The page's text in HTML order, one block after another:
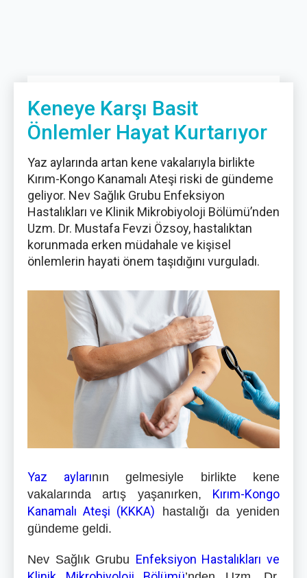
Keneye Karşı Basit
Önlemler Hayat Kurtarıyor
Yaz aylarında artan kene vakalarıyla birlikte
Kırım-Kongo Kanamalı Ateşi riski de gündeme
geliyor. Nev Sağlık Grubu Enfeksiyon
Hastalıkları ve Klinik Mikrobiyoloji Bölümü’nden
Uzm. Dr. Mustafa Fevzi Özsoy, hastalıktan
korunmada erken müdahale ve kişisel
önlemlerin hayati önem taşıdığını vurguladı.
Yaz aylarının gelmesiyle birlikte kene
vakalarında artış yaşanırken, Kırım-Kongo
Kanamalı Ateşi (KKKA) hastalığı da yeniden
gündeme geldi.
Nev Sağlık Grubu Enfeksiyon Hastalıkları ve